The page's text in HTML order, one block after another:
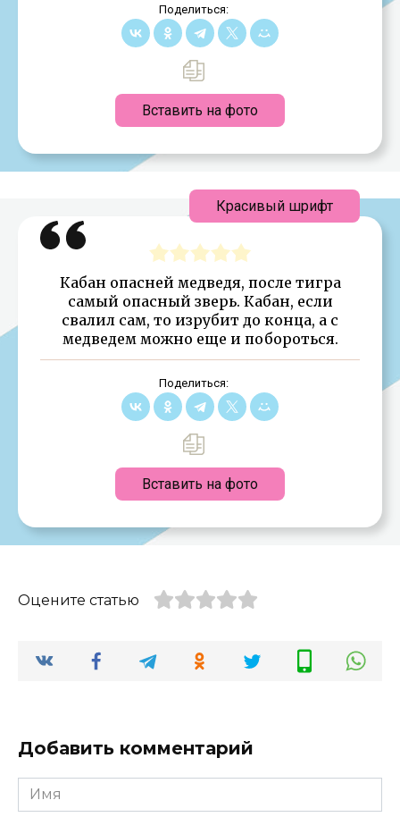
Поделиться:
Вставить на фото
Кабан опасней медведя, после тигра
самый опасный зверь. Кабан, если
свалил сам, то изрубит до конца, а с
медведем можно еще и побороться.
Поделиться:
Вставить на фото
Красивый шрифт
Оцените статью
Добавить комментарий
Имя
*